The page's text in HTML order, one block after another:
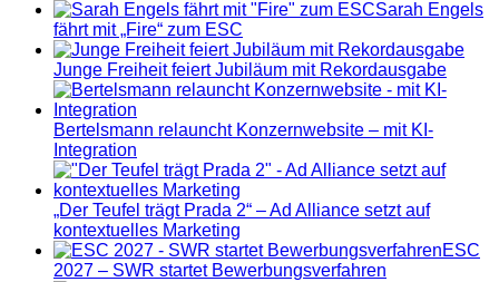
Sarah Engels
fährt mit „Fire“ zum ESC
Junge Freiheit feiert Jubiläum mit Rekordausgabe
Bertelsmann relauncht Konzernwebsite – mit KI-
Integration
„Der Teufel trägt Prada 2“ – Ad Alliance setzt auf
kontextuelles Marketing
ESC
2027 – SWR startet Bewerbungsverfahren